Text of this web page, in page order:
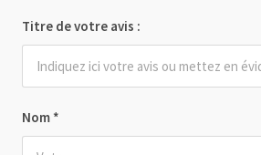
Nom *
Titre de votre avis :